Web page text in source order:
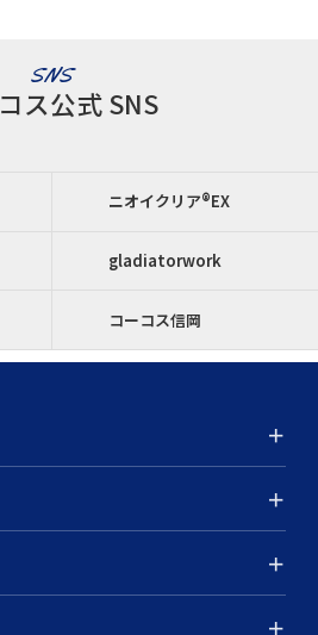
SNS
ス公式 SNS
ニオイクリア®EX
gladiatorwork
コーコス信岡